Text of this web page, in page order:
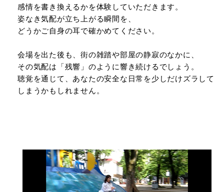
感情を書き換えるかを体験していただきます。
姿なき気配が立ち上がる瞬間を、
どうかご自身の耳で確かめてください。
会場を出た後も、街の雑踏や部屋の静寂のなかに、
その気配は「残響」のように響き続けるでしょう。
聴覚を通じて、あなたの安全な日常を少しだけズラして
しまうかもしれません。